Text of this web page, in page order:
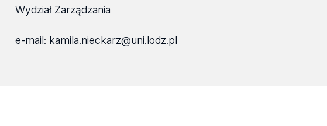
Wydział Zarządzania
e-mail: kamila.nieckarz@uni.lodz.pl